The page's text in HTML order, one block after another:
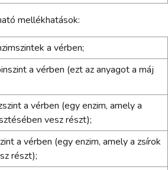
mellékhatások:
a vérben;
a vérben (ezt az anyagot a máj
a vérben (egy enzim, amely a
vesz részt);
a vérben (egy enzim, amely a zsírok
részt);